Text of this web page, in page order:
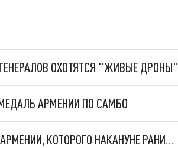
ОХОТЯТСЯ "ЖИВЫЕ ДРОНЫ"
АРМЕНИИ ПО САМБО
В МИНОБОРОНЫ СООБЩИЛИ О СОСТОЯНИИ СОЛДАТА ВС АРМЕНИИ, КОТОРОГО НАКАНУНЕ РАНИЛИ НА ГРАНИЦЕ